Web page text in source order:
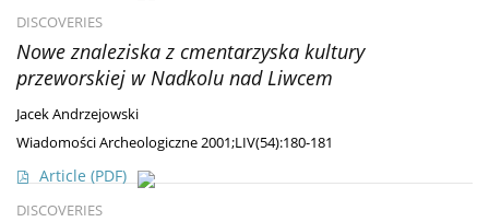
DISCOVERIES
Nowe znaleziska z cmentarzyska kultury
przeworskiej w Nadkolu nad Liwcem
Jacek Andrzejowski
Wiadomości Archeologiczne 2001;LIV(54):180-181
Article (PDF)
DISCOVERIES